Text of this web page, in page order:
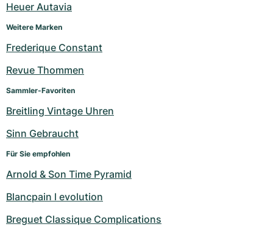
Heuer Autavia
Weitere Marken
Frederique Constant
Revue Thommen
Sammler-Favoriten
Breitling Vintage Uhren
Sinn Gebraucht
Für Sie empfohlen
Arnold & Son Time Pyramid
Blancpain l evolution
Breguet Classique Complications